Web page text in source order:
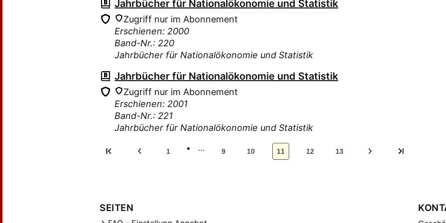
Jahrbücher für Nationalökonomie und Statistik
Zugriff nur im Abonnement
Erschienen: 2000
Band-Nr.: 220
Jahrbücher für Nationalökonomie und Statistik
Jahrbücher für Nationalökonomie und Statistik
Zugriff nur im Abonnement
Erschienen: 2001
Band-Nr.: 221
Jahrbücher für Nationalökonomie und Statistik
1 … 9 10 11 12 13
SEITEN